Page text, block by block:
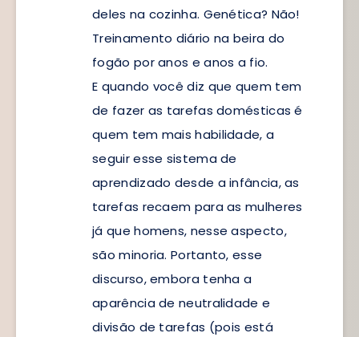
deles na cozinha. Genética? Não!
Treinamento diário na beira do
fogão por anos e anos a fio.
E quando você diz que quem tem
de fazer as tarefas domésticas é
quem tem mais habilidade, a
seguir esse sistema de
aprendizado desde a infância, as
tarefas recaem para as mulheres
já que homens, nesse aspecto,
são minoria. Portanto, esse
discurso, embora tenha a
aparência de neutralidade e
divisão de tarefas (pois está